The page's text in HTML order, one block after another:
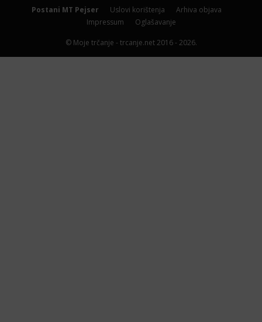
Postani MT Pejser Uslovi korištenja
Arhiva objava
Impressum
Oglašavanje
© Moje trčanje - trcanje.net 2016 - 2026.